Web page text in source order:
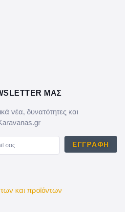
ΜΑΣ
νέα, δυνατότητες και
ΕΓΓΡΑΦΉ
και προϊόντων